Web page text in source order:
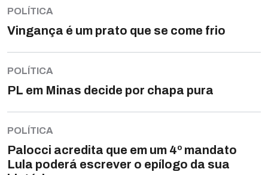
POLÍTICA
Vingança é um prato que se come frio
POLÍTICA
PL em Minas decide por chapa pura
POLÍTICA
Palocci acredita que em um 4º mandato
Lula poderá escrever o epílogo da sua